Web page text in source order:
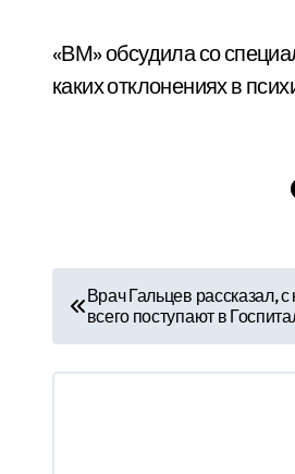
«ВМ» обсудила со
каких отклонениях в
а
в
Врач Гальцев рассказал,
всего поступают в